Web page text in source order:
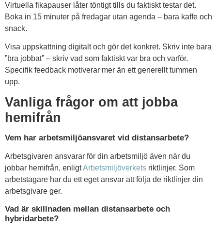
Virtuella fikapauser låter töntigt tills du faktiskt testar det.
Boka in 15 minuter på fredagar utan agenda – bara kaffe och
snack.
Visa uppskattning digitalt och gör det konkret. Skriv inte bara
”bra jobbat” – skriv vad som faktiskt var bra och varför.
Specifik feedback motiverar mer än ett generellt tummen
upp.
Vanliga frågor om att jobba
hemifrån
Vem har arbetsmiljöansvaret vid distansarbete?
Arbetsgivaren ansvarar för din arbetsmiljö även när du
jobbar hemifrån, enligtArbetsmiljöverkets riktlinjer. Som
arbetstagare har du ett eget ansvar att följa de riktlinjer din
arbetsgivare ger.
Vad är skillnaden mellan distansarbete och
hybridarbete?